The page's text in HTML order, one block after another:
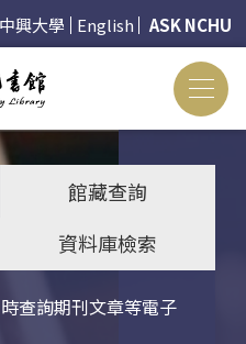
中興大學 English ASK NCHU
館藏查詢
資料庫檢索
查詢期刊文章等電子